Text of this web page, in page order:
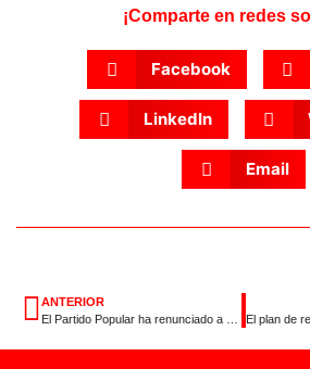
¡Comparte en redes
Facebook
LinkedIn
Email
ANTERIOR